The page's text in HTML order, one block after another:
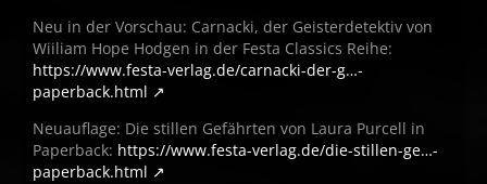
Neu in der Vorschau: Carnacki, der Geisterdetektiv von
Wiiliam Hope Hodgen in der Festa Classics Reihe:
https://www.festa-verlag.de/carnacki-der-g…-
paperback.html
Neuauflage: Die stillen Gefährten von Laura Purcell in
Paperback: https://www.festa-verlag.de/die-stillen-ge…-
paperback.html